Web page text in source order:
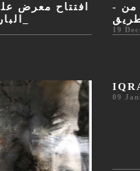
افتتاح معرض
من -
19
09